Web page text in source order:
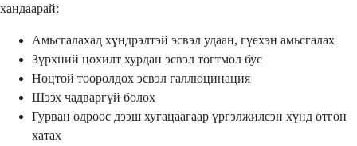
хандаарай:
Амьсгалахад хүндрэлтэй эсвэл удаан, гүехэн амьсгалах
Зүрхний цохилт хурдан эсвэл тогтмол бус
Ноцтой төөрөлдөх эсвэл галлюцинация
Шээх чадваргүй болох
Гурван өдрөөс дээш хугацаагаар үргэлжилсэн хүнд өтгөн
хатах